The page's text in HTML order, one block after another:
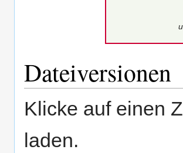
Dateiversionen
Klicke auf einen
laden.